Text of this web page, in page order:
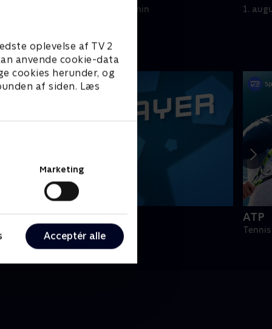
oplevelse af TV 2
anvende cookie-data
cookies herunder, og
af siden. Læs
Marketing
Acceptér alle
1. august 2026 • 4 min 1.
ATP
Tennis